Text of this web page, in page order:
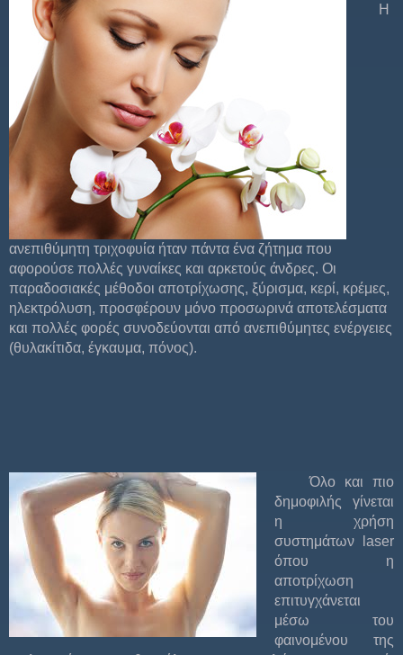
Η
ανεπιθύμητη τριχοφυία ήταν πάντα ένα ζήτημα που
αφορούσε πολλές γυναίκες και αρκετούς άνδρες. Οι
παραδοσιακές μέθοδοι αποτρίχωσης, ξύρισμα, κερί, κρέμες,
ηλεκτρόλυση, προσφέρουν μόνο προσωρινά αποτελέσματα
και πολλές φορές συνοδεύονται από ανεπιθύμητες ενέργειες
(θυλακίτιδα, έγκαυμα, πόνος).
Όλο και πιο
δημοφιλής γίνεται
η χρήση
συστημάτων laser
όπου η
αποτρίχωση
επιτυγχάνεται
μέσω του
φαινομένου της